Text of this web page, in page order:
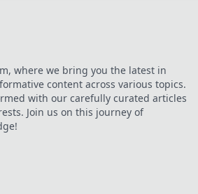
Waffen warten auf
dich!
where we bring you the latest in
content across various topics.
with our carefully curated articles
Join us on this journey of